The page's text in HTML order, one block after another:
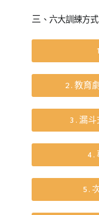
三 、六大訓練方式
2.教育
3.漏斗
4.
5.